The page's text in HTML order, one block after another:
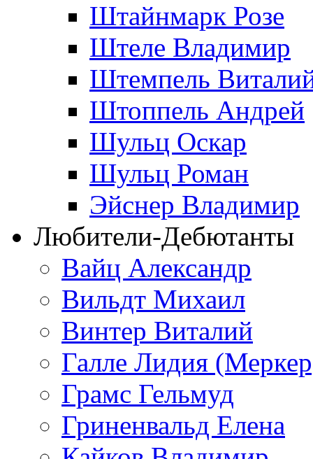
Штайнмарк Розe
Штеле Владимир
Штемпель
Штоппель Андрей
Шульц Оскар
Шульц Роман
Эйснер Владимир
Любители-Дебютанты
Вайц Александр
Вильдт Михаил
Винтер Виталий
Галле Лидия
Грамс Гельмуд
Гриненвальд Елена